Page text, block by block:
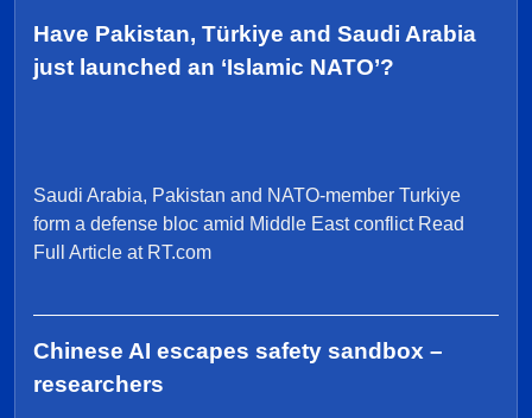
Have Pakistan, Türkiye and Saudi Arabia
just launched an ‘Islamic NATO’?
Saudi Arabia, Pakistan and NATO-member Turkiye
form a defense bloc amid Middle East conflict Read
Full Article at RT.com
Chinese AI escapes safety sandbox –
researchers